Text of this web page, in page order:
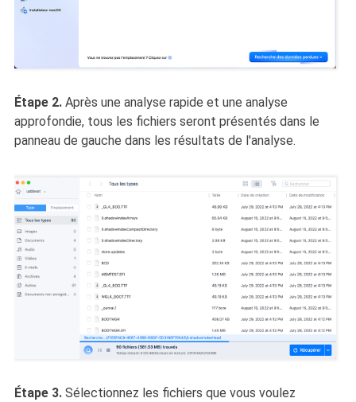
Étape 2. Après une analyse rapide et une analyse
approfondie, tous les fichiers seront présentés dans le
panneau de gauche dans les résultats de l'analyse.
Étape 3. Sélectionnez les fichiers que vous voulez